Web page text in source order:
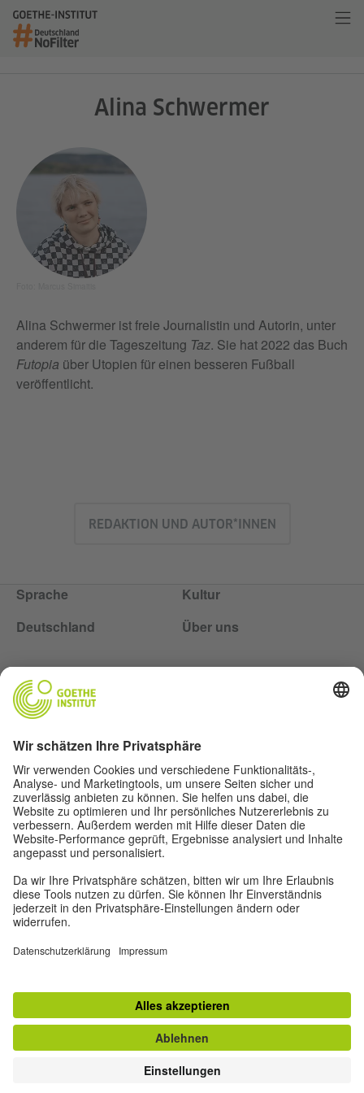
Alina Schwermer
Alina Schwermer ist freie Journalistin und Autorin, unter
anderem für die Tageszeitung Taz. Sie hat 2022 das Buch
Futopia über Utopien für einen besseren Fußball
veröffentlicht.
REDAKTION UND AUTOR*INNEN
Sprache
Kultur
Deutschland
Über uns
Über uns
Autor*innen
Impressum
Datenschutz
Privatsphäre-Einstellungen
Weitere Angebote des Goethe-Instituts